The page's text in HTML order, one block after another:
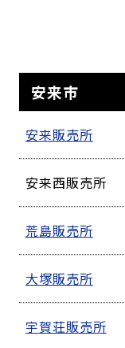
安来市
安来販売所
安来西販売所
荒島販売所
大塚販売所
宇賀荘販売所